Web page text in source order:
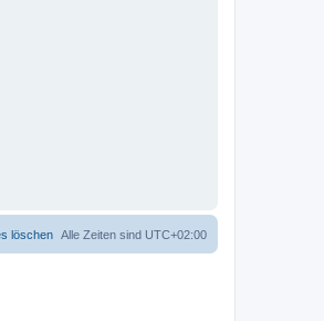
Alle Zeiten sind UTC+02:00
löschen